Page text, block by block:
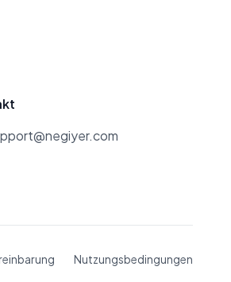
Nutzungsbedingungen